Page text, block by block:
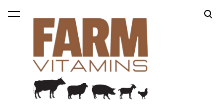
lisati ostukorvi. Vaata ostukorvi